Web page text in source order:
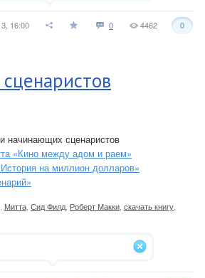
16:00 0 0
4462
начинающих сценаристов
«Кино между адом и раем»
на миллион долларов»
Митта Сид Филд Роберт Макки скачать книгу